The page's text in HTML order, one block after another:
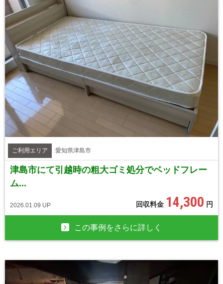
ご利用エリア 愛知県津島市
津島市にて引越時の粗大ゴミ処分でベッドフレー
ム...
2026.01.09 UP 回収料金 14,300 円
この事例をさらに詳しく